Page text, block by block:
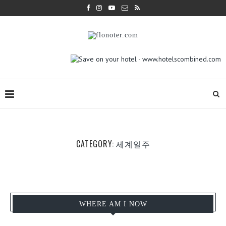
CATEGORY: 세계일주
WHERE AM I NOW